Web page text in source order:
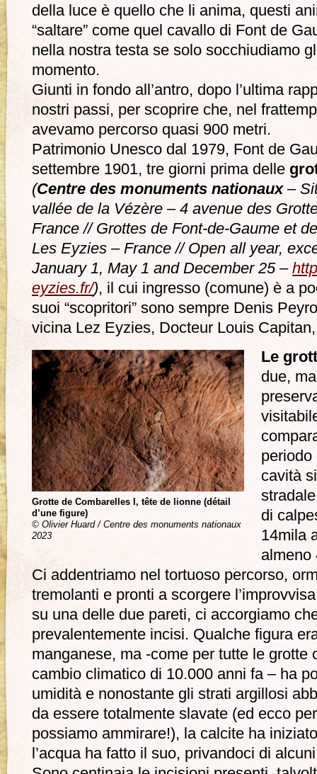
della luce è quello che li anima, questi
“saltare” come quel cavallo di Font de
nella nostra testa se solo socchiudiamo
momento.
Giunti in fondo all’antro, dopo l’ultima
nostri passi, per scoprire che, nel
avevamo percorso quasi 900 metri.
Patrimonio Unesco dal 1979, Font de
settembre 1901, tre giorni prima delle
(Centre des monuments nationaux–
vallée de la Vézère – 4 avenue des
France // Grottes de Font-de-Gaume et
Les Eyzies – France // Open all year,
January 1, May 1 and December 25 –
eyzies.fr/), il cui ingresso (comune) è a
suoi “scopritori” sono sempre Denis
vicina Lez Eyzies, Docteur Louis
Grotte de Combarelles I, tête de lionne (détail
d’une figure)
© Olivier Huard / Centre des monuments nationaux
2023
Le
due,
periodo
cavità
di
14mila
almeno
Ci addentriamo nel tortuoso percorso,
tremolanti e pronti a scorgere
su una delle due pareti, ci accorgiamo
prevalentemente incisi. Qualche figura
manganese, ma -come per tutte le grotte
cambio climatico di 10.000 anni fa – ha
umidità e nonostante gli strati argillosi
da essere totalmente slavate (ed ecco
possiamo ammirare!), la calcite ha
l’acqua ha fatto il suo, privandoci di